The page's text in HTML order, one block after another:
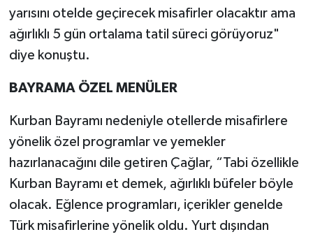
yarısını otelde geçirecek misafirler olacaktır ama
ağırlıklı 5 gün ortalama tatil süreci görüyoruz"
diye konuştu.
BAYRAMA ÖZEL MENÜLER
Kurban Bayramı nedeniyle otellerde misafirlere
yönelik özel programlar ve yemekler
hazırlanacağını dile getiren Çağlar, “Tabi özellikle
Kurban Bayramı et demek, ağırlıklı büfeler böyle
olacak. Eğlence programları, içerikler genelde
Türk misafirlerine yönelik oldu. Yurt dışından